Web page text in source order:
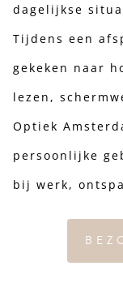
dagelijkse
Tijdens een
gekeken naar
lezen,
Optiek
persoonlijke
bij werk,